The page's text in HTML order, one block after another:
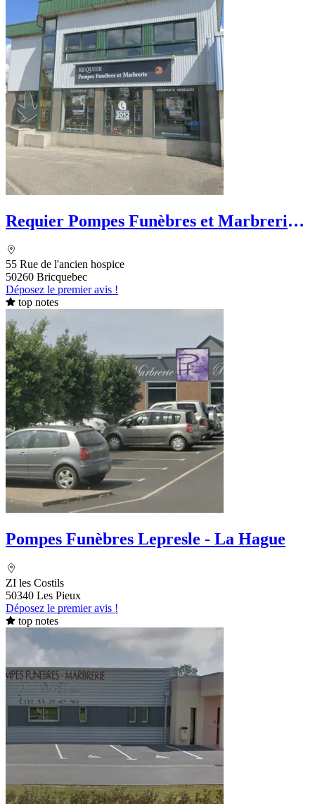
Requier Pompes Funèbres et Marbrerie -
55 Rue de l'ancien hospice
50260 Bricquebec
Déposez le premier avis !
top notes
Pompes Funèbres Lepresle - La Hague
ZI les Costils
50340 Les Pieux
Déposez le premier avis !
top notes